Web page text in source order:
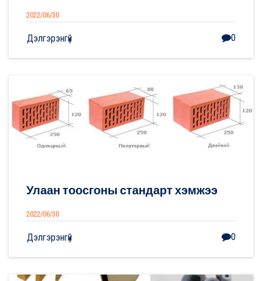
2022/06/30
Дэлгэрэнгүй 0
Улаан тоосгоны стандарт хэмжээ
2022/06/30
Дэлгэрэнгүй 0